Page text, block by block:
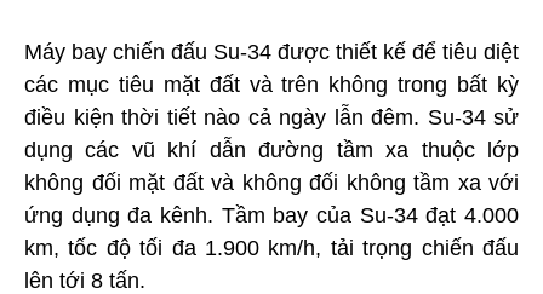
Máy bay chiến đấu Su-34 được thiết kế để tiêu diệt
các mục tiêu mặt đất và trên không trong bất kỳ
điều kiện thời tiết nào cả ngày lẫn đêm. Su-34 sử
dụng các vũ khí dẫn đường tầm xa thuộc lớp
không đối mặt đất và không đối không tầm xa với
ứng dụng đa kênh. Tầm bay của Su-34 đạt 4.000
km, tốc độ tối đa 1.900 km/h, tải trọng chiến đấu
lên tới 8 tấn.